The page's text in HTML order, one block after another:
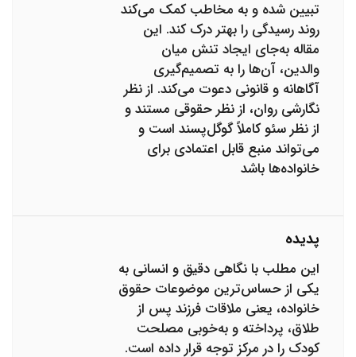
تبیین شده و به مخاطب کمک می‌کند
روند رسیدگی را بهتر درک کند. این
مقاله به‌جای ایجاد تنش میان
والدین، آن‌ها را به تصمیم‌گیری
آگاهانه و قانونی دعوت می‌کند. از نظر
نگارشی روان، از نظر حقوقی مستند و
از نظر سئو کاملاً گوگل‌پسند است و
می‌تواند منبع قابل اعتمادی برای
خانواده‌ها باشد
پدیده
این مطلب با نگاهی دقیق و انسانی به
یکی از حساس‌ترین موضوعات حقوق
خانواده، یعنی ملاقات فرزند پس از
طلاق، پرداخته و به‌خوبی مصلحت
کودک را در مرکز توجه قرار داده است.